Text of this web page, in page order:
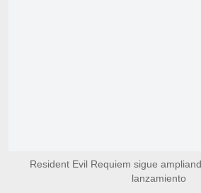
Resident Evil Requiem sigue
lanzamiento